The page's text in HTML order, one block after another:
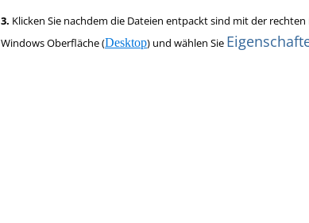
3. Klicken Sie nachdem die Dateien entpackt sind mit der
Windows Oberfläche (Desktop) und wählen Sie